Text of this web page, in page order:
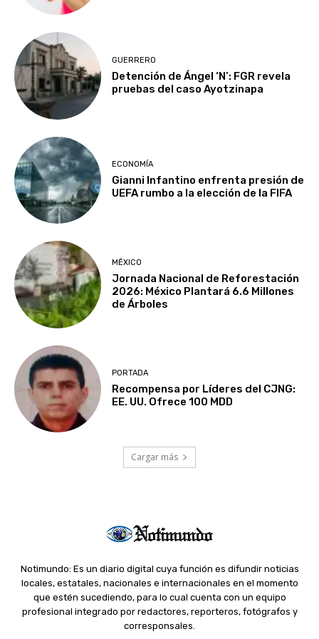
GUERRERO
Detención de Ángel ‘N’: FGR revela
pruebas del caso Ayotzinapa
ECONOMÍA
Gianni Infantino enfrenta presión de
UEFA rumbo a la elección de la FIFA
MÉXICO
Jornada Nacional de Reforestación
2026: México Plantará 6.6 Millones
de Árboles
PORTADA
Recompensa por Líderes del CJNG:
EE. UU. Ofrece 100 MDD
Cargar más
Notimundo: Es un diario digital cuya función es difundir noticias
locales, estatales, nacionales e internacionales en el momento
que estén sucediendo, para lo cual cuenta con un equipo
profesional integrado por redactores, reporteros, fotógrafos y
corresponsales.